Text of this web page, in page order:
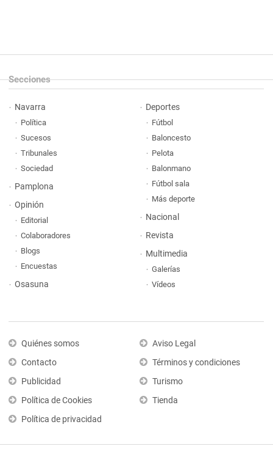
Secciones
Navarra
Política
Sucesos
Tribunales
Sociedad
Pamplona
Opinión
Editorial
Colaboradores
Blogs
Encuestas
Osasuna
Deportes
Fútbol
Baloncesto
Pelota
Balonmano
Fútbol sala
Más deporte
Nacional
Revista
Multimedia
Galerías
Vídeos
Quiénes somos
Contacto
Publicidad
Política de Cookies
Política de privacidad
Aviso Legal
Términos y condiciones
Turismo
Tienda